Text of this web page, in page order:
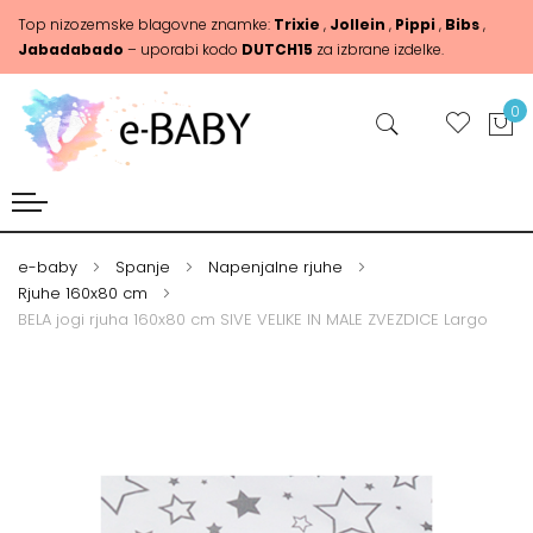
Top nizozemske blagovne znamke: Trixie , Jollein , Pippi, Bibs,
Jabadabado – uporabi kodo DUTCH15 za izbrane izdelke.
0
e-baby Spanje
Napenjalne rjuhe
Rjuhe 160x80 cm
BELA jogi rjuha 160x80 cm SIVE VELIKE IN MALE ZVEZDICE Largo
beginning